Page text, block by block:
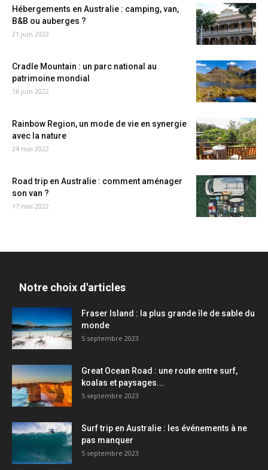
Hébergements en Australie : camping, van,
B&B ou auberges ?
21 juin 2022
Cradle Mountain : un parc national au
patrimoine mondial
16 juin 2022
Rainbow Region, un mode de vie en synergie
avec la nature
24 mai 2022
Road trip en Australie : comment aménager
son van ?
17 mai 2022
Notre choix d'articles
Fraser Island : la plus grande île de sable du
monde
5 septembre 2023
Great Ocean Road : une route entre surf,
koalas et paysages...
5 septembre 2023
Surf trip en Australie : les événements à ne
pas manquer
5 septembre 2023